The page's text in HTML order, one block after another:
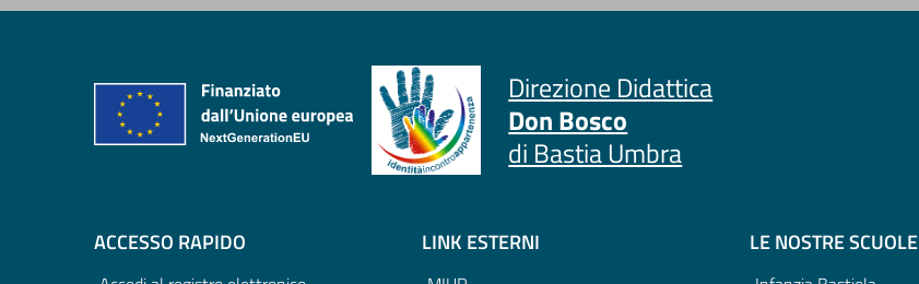
Direzione Didattica
Don Bosco
di Bastia Umbra
ACCESSO RAPIDO LINK ESTERNI LE NOSTRE SCUOLE